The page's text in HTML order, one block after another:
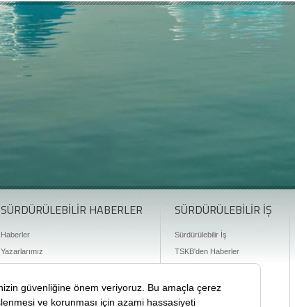
SÜRDÜRÜLEBİLİR HABERLER
Haberler
Yazarlarımız
Sürdürülebilirlik Kütüphanesi
Karbon Sayacı
SÜRDÜRÜLEBİLİR İŞ
Sürdürülebilir İş
TSKB'den Haberler